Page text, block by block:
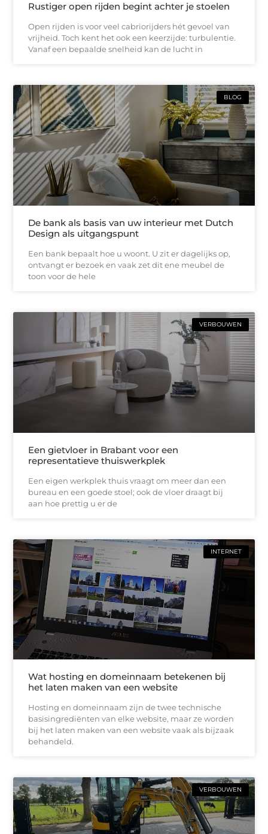
Rustiger open rijden begint achter je stoelen
Open rijden is voor veel cabriorijders hét gevoel van
vrijheid. Toch kent het ook een keerzijde: turbulentie.
Vanaf een bepaalde snelheid kan de lucht in
BLOG
De bank als basis van uw interieur met Dutch
Design als uitgangspunt
Een bank bepaalt hoe u woont. U zit er dagelijks op,
ontvangt er bezoek en vaak zet dit ene meubel de
toon voor de hele
VERBOUWEN
Een gietvloer in Brabant voor een
representatieve thuiswerkplek
Een eigen werkplek thuis vraagt om meer dan een
bureau en een goede stoel; ook de vloer draagt bij
aan hoe prettig u er de
INTERNET
Wat hosting en domeinnaam betekenen bij
het laten maken van een website
Hosting en domeinnaam zijn de twee technische
basisingrediënten van elke website, maar ze worden
bij het laten maken van een website vaak als bijzaak
behandeld.
VERBOUWEN